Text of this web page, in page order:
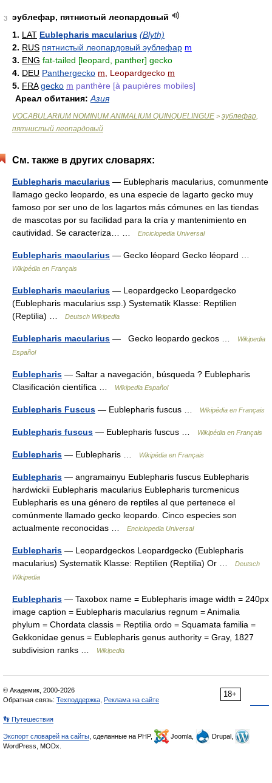
3
эублефар, пятнистый леопардовый
1. LAT Eublepharis macularius (Blyth)
2. RUS пятнистый леопардовый эублефар m
3. ENG fat-tailed [leopard, panther] gecko
4. DEU Panthergecko m , Leopardgecko m
5. FRA gecko m panthère [à paupières mobiles]
Ареал обитания: Азия
VOCABULARIUM NOMINUM ANIMALIUM QUINQUELINGUE > эублефар,
пятнистый леопардовый
См. также в других словарях:
Eublepharis macularius — Eublepharis macularius, comunmente
llamago gecko leopardo, es una especie de lagarto gecko muy
famoso por ser uno de los lagartos más cómunes en las tiendas
de mascotas por su facilidad para la cría y mantenimiento en
cautividad. Se caracteriza… …
Enciclopedia Universal
Eublepharis macularius — Gecko léopard Gecko léopard …
Wikipédia en Français
Eublepharis macularius — Leopardgecko Leopardgecko
(Eublepharis macularius ssp.) Systematik Klasse: Reptilien
(Reptilia) …
Deutsch Wikipedia
Eublepharis macularius — Gecko leopardo geckos …
Wikipedia
Español
Eublepharis — Saltar a navegación, búsqueda ? Eublepharis
Clasificación científica …
Wikipedia Español
Eublepharis Fuscus — Eublepharis fuscus … Wikipédia en Français
Eublepharis fuscus — Eublepharis fuscus … Wikipédia en Français
Eublepharis — Eublepharis … Wikipédia en Français
Eublepharis — angramainyu Eublepharis fuscus Eublepharis
hardwickii Eublepharis macularius Eublepharis turcmenicus
Eublepharis es una género de reptiles al que pertenece el
comúnmente llamado gecko leopardo. Cinco especies son
actualmente reconocidas …
Enciclopedia Universal
Eublepharis — Leopardgeckos Leopardgecko (Eublepharis
macularius) Systematik Klasse: Reptilien (Reptilia) Or …
Deutsch
Wikipedia
Eublepharis — Taxobox name = Eublepharis image width = 240px
image caption = Eublepharis macularius regnum = Animalia
phylum = Chordata classis = Reptilia ordo = Squamata familia =
Gekkonidae genus = Eublepharis genus authority = Gray, 1827
subdivision ranks …
Wikipedia
18+
© Академик, 2000-2026
Обратная связь: Техподдержка Реклама на сайте
👣 Путешествия
Экспорт словарей на сайты , сделанные на PHP, Joomla,
Drupal,
WordPress, MODx.